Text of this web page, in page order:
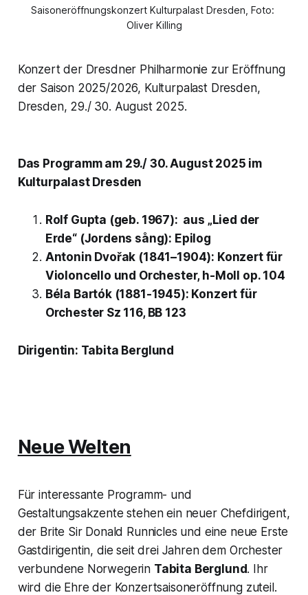
Saisoneröffnungskonzert Kulturpalast Dresden, Foto:
Oliver Killing
Konzert der Dresdner Philharmonie zur Eröffnung
der Saison 2025/2026, Kulturpalast Dresden,
Dresden, 29./ 30. August 2025.
Das Programm am 29./ 30. August 2025 im
Kulturpalast Dresden
Rolf Gupta (geb. 1967): aus „Lied der
Erde“ (Jordens sång): Epilog
Antonin Dvořak (1841–1904): Konzert für
Violoncello und Orchester, h-Moll op. 104
Béla Bartók (1881-1945): Konzert für
Orchester Sz 116, BB 123
Dirigentin: Tabita Berglund
Neue Welten
Für interessante Programm- und
Gestaltungsakzente stehen ein neuer Chefdirigent,
der Brite Sir Donald Runnicles und eine neue Erste
Gastdirigentin, die seit drei Jahren dem Orchester
verbundene Norwegerin Tabita Berglund. Ihr
wird die Ehre der Konzertsaisoneröffnung zuteil.